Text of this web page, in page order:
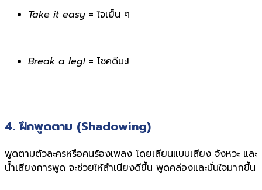
Take it easy= ใจเย็น ๆ
Break a leg!= โชคดีนะ!
4. ฝึกพูดตาม (Shadowing)
พูดตามตัวละครหรือคนร้องเพลง โดยเลียนแบบเสียง จังหวะ และ
น้ำเสียงการพูด จะช่วยให้สำเนียงดีขึ้น พูดคล่องและมั่นใจมากขึ้น